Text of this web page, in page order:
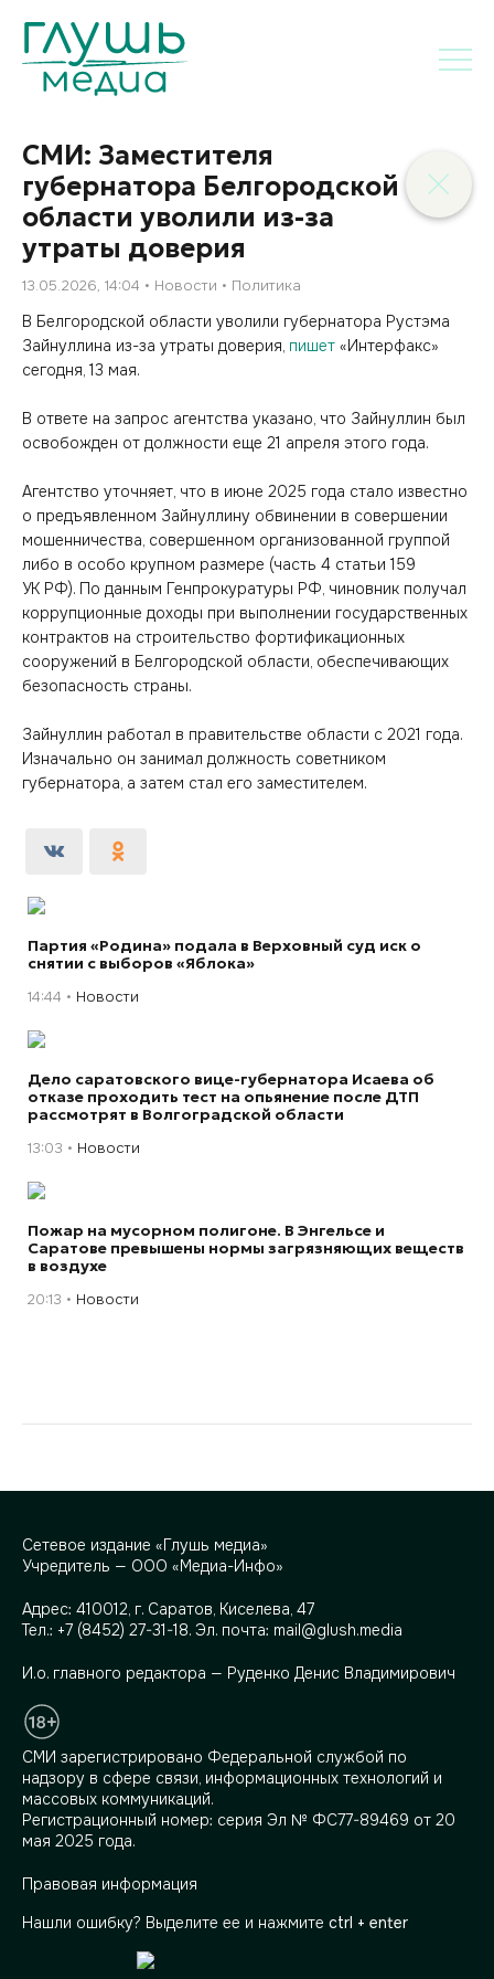
СМИ: Заместителя
губернатора Белгородской
области уволили из-за
утраты доверия
13.05.2026, 14:04 Новости Политика
В Белгородской области уволили губернатора Рустэма
Зайнуллина из-за утраты доверия, пишет «Интерфакс»
сегодня, 13 мая.
В ответе на запрос агентства указано, что Зайнуллин был
освобожден от должности еще 21 апреля этого года.
Агентство уточняет, что в июне 2025 года стало известно
о предъявленном Зайнуллину обвинении в совершении
мошенничества, совершенном организованной группой
либо в особо крупном размере (часть 4 статьи 159
УК РФ). По данным Генпрокуратуры РФ, чиновник получал
коррупционные доходы при выполнении государственных
контрактов на строительство фортификационных
сооружений в Белгородской области, обеспечивающих
безопасность страны.
Зайнуллин работал в правительстве области с 2021 года.
Изначально он занимал должность советником
губернатора, а затем стал его заместителем.
Партия «Родина» подала в Верховный суд иск о
снятии с выборов «Яблока»
14:44 Новости
Дело саратовского вице-губернатора Исаева об
отказе проходить тест на опьянение после ДТП
рассмотрят в Волгоградской области
13:03 Новости
Пожар на мусорном полигоне. В Энгельсе и
Саратове превышены нормы загрязняющих веществ
в воздухе
20:13 Новости
Сетевое издание «Глушь медиа»
Учредитель — ООО «Медиа-Инфо»
Адрес: 410012, г. Саратов, Киселева, 47
Тел.: +7 (8452) 27-31-18. Эл. почта: mail@glush.media
И.о. главного редактора — Руденко Денис Владимирович
СМИ зарегистрировано Федеральной службой по
надзору в сфере связи, информационных технологий и
массовых коммуникаций.
Регистрационный номер: серия Эл № ФС77-89469 от 20
мая 2025 года.
Правовая информация
Нашли ошибку? Выделите ее и нажмите ctrl + enter